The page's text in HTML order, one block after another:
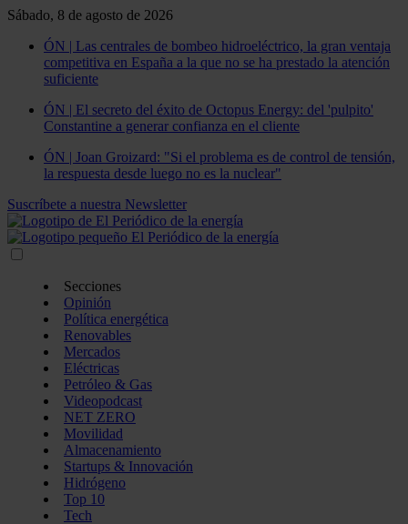
Sábado, 8 de agosto de 2026
ÓN | Las centrales de bombeo hidroeléctrico, la gran ventaja
competitiva en España a la que no se ha prestado la atención
suficiente
ÓN | El secreto del éxito de Octopus Energy: del 'pulpito'
Constantine a generar confianza en el cliente
ÓN | Joan Groizard: "Si el problema es de control de tensión,
la respuesta desde luego no es la nuclear"
Suscríbete a nuestra Newsletter
Secciones
Opinión
Política energética
Renovables
Mercados
Eléctricas
Petróleo & Gas
Videopodcast
NET ZERO
Movilidad
Almacenamiento
Startups & Innovación
Hidrógeno
Top 10
Tech